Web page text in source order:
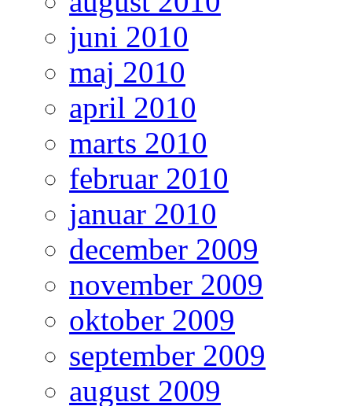
juni 2010
maj 2010
april 2010
marts 2010
februar 2010
januar 2010
december 2009
november 2009
oktober 2009
september 2009
august 2009